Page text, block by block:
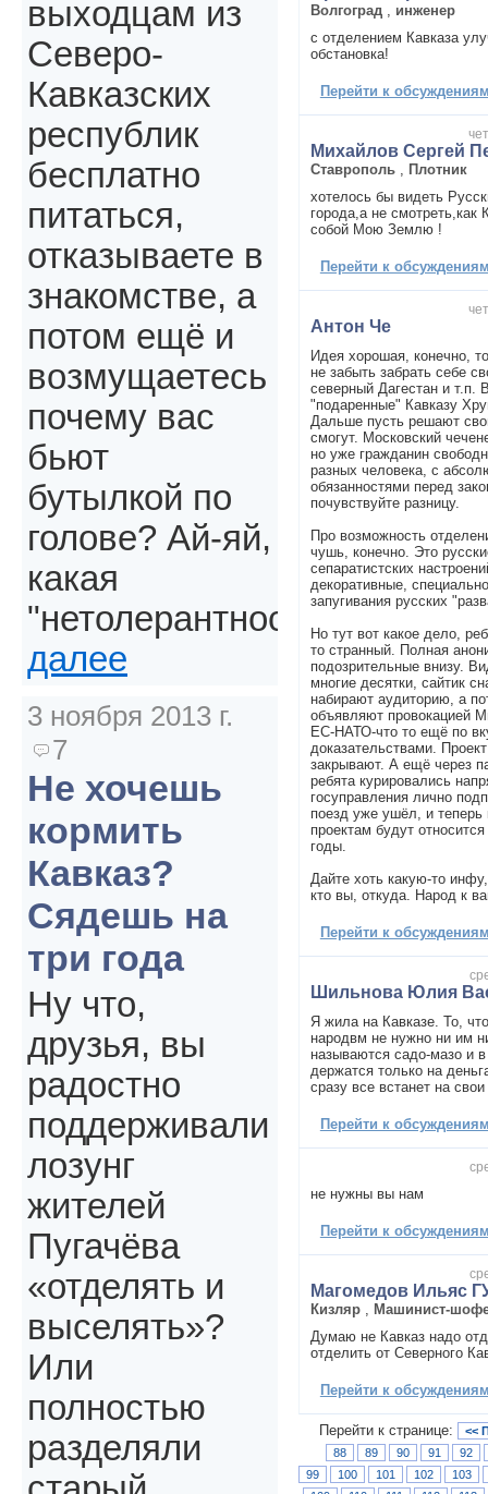
Волгоград
инженер
с отделением Кавказа
обстановка!
Перейти к
Михайлов Сергей
Ставрополь
Плотник
хотелось бы видеть
города,а не
собой Мою Землю !
Перейти к
Антон Че
Идея хорошая, конечно,
не забыть забрать себе
северный Дагестан и т.п.
"подаренные" Кавказу
Дальше пусть решают
смогут. Московский
но уже гражданин
разных человека, с
обязанностями перед
почувствуйте разницу.
Про возможность
чушь, конечно. Это
сепаратистских
декоративные,
запугивания русских
Но тут вот какое дело,
то странный. Полная
подозрительные внизу.
многие десятки, сайтик
набирают аудиторию, а
объявляют провокацией
ЕС-НАТО-что то ещё по
доказательствами.
закрывают. А ещё через
ребята курировались
госуправления лично
поезд уже ушёл, и
проектам будут
годы.
Дайте хоть какую-то
кто вы, откуда. Народ к
Перейти к
Шильнова Юлия
Я жила на Кавказе. То,
народвм не нужно ни им
называются садо-мазо и
держатся только на
сразу все встанет на
Перейти к
не нужны вы нам
Перейти к
Магомедов Ильяс
Кизляр
Машинист-
Думаю не Кавказ надо
отделить от Северного
Перейти к
Перейти к странице:
<<
88
89 90 91
92
99
100 101 102
103
выходцам из
Северо-
Кавказских
республик
бесплатно
питаться,
отказываете в
знакомстве, а
потом ещё и
возмущаетесь
почему вас
бьют
бутылкой по
голове? Ай-яй,
какая
"нетолерантность".
далее
3 ноября 2013 г.
7
Не хочешь
кормить
Кавказ?
Сядешь на
три года
Ну что,
друзья, вы
радостно
поддерживали
лозунг
жителей
Пугачёва
«отделять и
выселять»?
Или
полностью
разделяли